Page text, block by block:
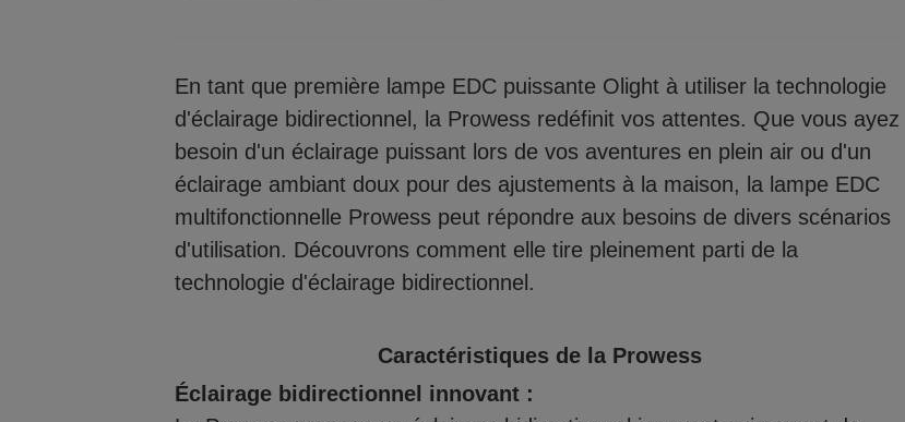
En tant que première lampe EDC puissante Olight à utiliser la technologie
d'éclairage bidirectionnel, la Prowess redéfinit vos attentes. Que vous ayez
besoin d'un éclairage puissant lors de vos aventures en plein air ou d'un
éclairage ambiant doux pour des ajustements à la maison, la lampe EDC
multifonctionnelle Prowess peut répondre aux besoins de divers scénarios
d'utilisation. Découvrons comment elle tire pleinement parti de la
technologie d'éclairage bidirectionnel.
Caractéristiques de la Prowess
Éclairage bidirectionnel innovant :